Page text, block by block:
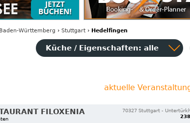
Baden-Württemberg › Stuttgart› Hedelfingen
Küche / Eigenschaften: alle
aktuelle
FILOXENIA
70327 Stuttgart -